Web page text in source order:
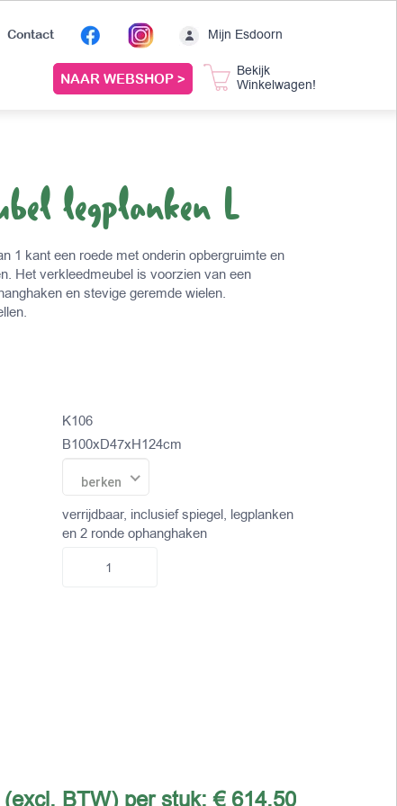
Contact Mijn Esdoorn
NAAR WEBSHOP >
Bekijk
Winkelwagen!
legplanken L
1 kant een roede met onderin opbergruimte en
Het verkleedmeubel is voorzien van een
en stevige geremde wielen.
K106
B100xD47xH124cm
berken
verrijdbaar, inclusief spiegel, legplanken
en 2 ronde ophanghaken
(excl. BTW) per stuk:€ 614,50